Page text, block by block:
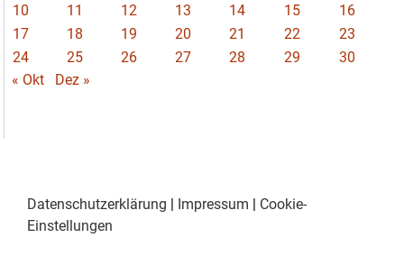
10
11 12 13 14 15
16
17
18 19 20 21 22
23
24
25 26 27 28 29
30
« Okt
Dez »
Datenschutzerklärung | Impressum | Cookie-
Einstellungen